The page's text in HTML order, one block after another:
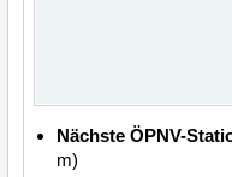
Nächste ÖPNV-
m)